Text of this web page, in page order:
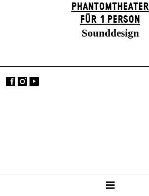
PHANTOM­THEATER
FÜR 1 PERSON
Sounddesign